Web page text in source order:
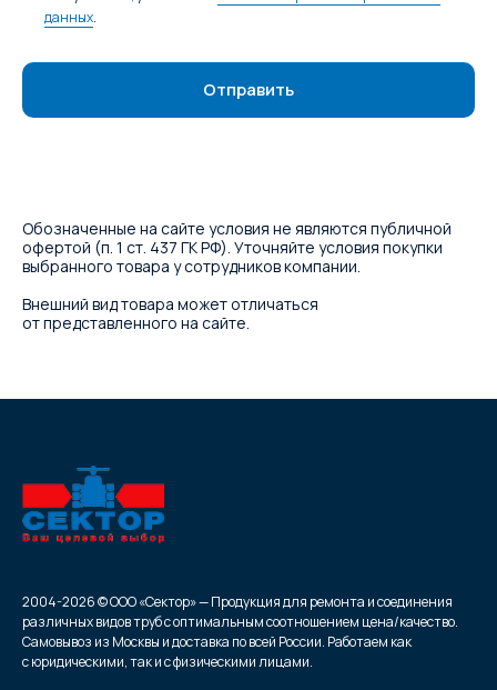
данных.
Отправить
Обозначенные на сайте условия не являются публичной
офертой (п. 1 ст. 437 ГК РФ). Уточняйте условия покупки
выбранного товара у сотрудников компании.
Внешний вид товара может отличаться
от представленного на сайте.
2004-2026 © ООО «Сектор» — Продукция для ремонта и соединения
различных видов труб с оптимальным соотношением цена/качество.
Самовывоз из Москвы и доставка по всей России. Работаем как
с юридическими, так и с физическими лицами.